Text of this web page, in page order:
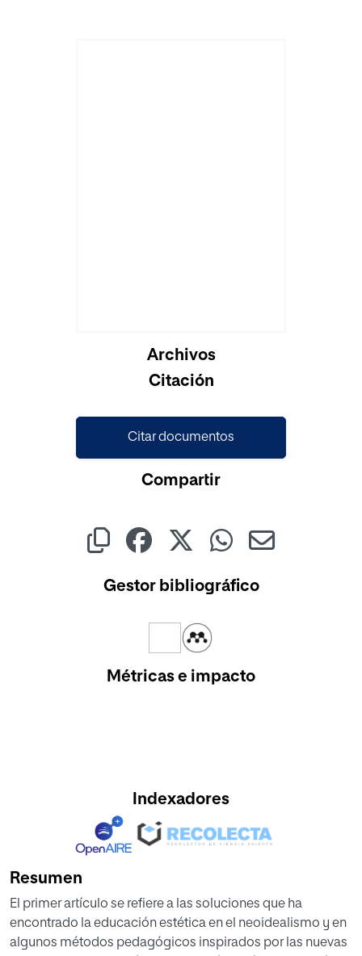
Archivos
Citación
Citar documentos
Compartir
Gestor bibliográfico
Métricas e impacto
Indexadores
Resumen
El primer artículo se refiere a las soluciones que ha
encontrado la educación estética en el neoidealismo y en
algunos métodos pedagógicos inspirados por las nuevas